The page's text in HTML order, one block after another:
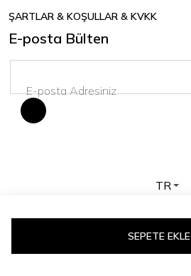
SEPETE EKLE
ŞARTLAR & KOŞULLAR & KVKK
E-posta Bülten
TR